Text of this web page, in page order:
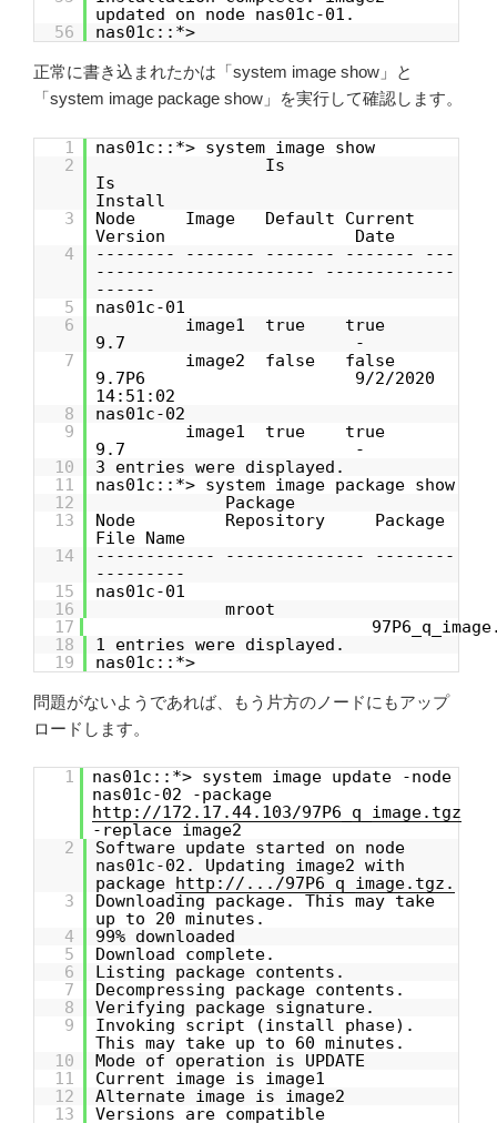
updated on node nas01c-01.
56
nas01c::*>
正常に書き込まれたかは「system image show」と
「system image package show」を実行して確認します。
1
nas01c::*> system image show
2
Is
Is
Install
3
Node Image Default Current
Version Date
4
-------- ------- ------- ------- ---
---------------------- -------------
------
5
nas01c-01
6
image1 true true
9.7 -
7
image2 false false
9.7P6 9/2/2020
14:51:02
8
nas01c-02
9
image1 true true
9.7 -
10
3 entries were displayed.
11
nas01c::*> system image package show
12
Package
13
Node Repository Package
File Name
14
------------ -------------- --------
---------
15
nas01c-01
16
mroot
17
18
1 entries were displayed.
19
nas01c::*>
問題がないようであれば、もう片方のノードにもアップ
ロードします。
1
nas01c::*> system image update -node
nas01c-02 -package
http://172.17.44.103/97P6_q_image.tgz
-replace image2
2
Software update started on node
nas01c-02. Updating image2 with
package http://.../97P6_q_image.tgz.
3
Downloading package. This may take
up to 20 minutes.
4
99% downloaded
5
Download complete.
6
Listing package contents.
7
Decompressing package contents.
8
Verifying package signature.
9
Invoking script (install phase).
This may take up to 60 minutes.
10
Mode of operation is UPDATE
11
Current image is image1
12
Alternate image is image2
13
Versions are compatible